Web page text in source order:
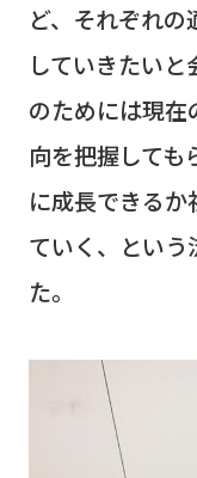
ど、それぞれ
していきたい
のためには現
向を把握しても
に成長できる
ていく、という
た。